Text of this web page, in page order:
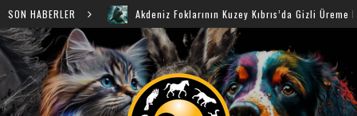
SON HABERLER Akdeniz Foklarının Kuzey Kıbrıs’da Gizli Üreme